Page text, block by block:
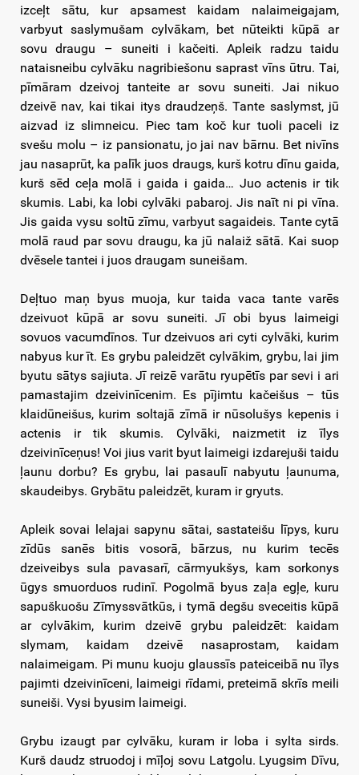
izceļt sātu, kur apsamest kaidam nalaimeigajam,
varbyut saslymušam cylvākam, bet nūteikti kūpā ar
sovu draugu – suneiti i kačeiti. Apleik radzu taidu
nataisneibu cylvāku nagribiešonu saprast vīns ūtru. Tai,
pīmāram dzeivoj tanteite ar sovu suneiti. Jai nikuo
dzeivē nav, kai tikai itys draudzeņš. Tante saslymst, jū
aizvad iz slimneicu. Piec tam koč kur tuoli paceli iz
svešu molu – iz pansionatu, jo jai nav bārnu. Bet nivīns
jau nasaprūt, ka palīk juos draugs, kurš kotru dīnu gaida,
kurš sēd ceļa molā i gaida i gaida… Juo actenis ir tik
skumis. Labi, ka lobi cylvāki pabaroj. Jis naīt ni pi vīna.
Jis gaida vysu soltū zīmu, varbyut sagaideis. Tante cytā
molā raud par sovu draugu, ka jū nalaiž sātā. Kai suop
dvēsele tantei i juos draugam suneišam.
Deļtuo maņ byus muoja, kur taida vaca tante varēs
dzeivuot kūpā ar sovu suneiti. Jī obi byus laimeigi
sovuos vacumdīnos. Tur dzeivuos ari cyti cylvāki, kurim
nabyus kur īt. Es grybu paleidzēt cylvākim, grybu, lai jim
byutu sātys sajiuta. Jī reizē varātu ryupētīs par sevi i ari
pamastajim dzeivinīcenim. Es pījimtu kačeišus – tūs
klaidūneišus, kurim soltajā zīmā ir nūsolušys kepenis i
actenis ir tik skumis. Cylvāki, naizmetit iz īlys
dzeivinīceņus! Voi jius varit byut laimeigi izdarejuši taidu
ļaunu dorbu? Es grybu, lai pasaulī nabyutu ļaunuma,
skaudeibys. Grybātu paleidzēt, kuram ir gryuts.
Apleik sovai lelajai sapynu sātai, sastateišu līpys, kuru
zīdūs sanēs bitis vosorā, bārzus, nu kurim tecēs
dzeiveibys sula pavasarī, cārmyukšys, kam sorkonys
ūgys smuorduos rudinī. Pogolmā byus zaļa egļe, kuru
sapuškuošu Zīmyssvātkūs, i tymā degšu sveceitis kūpā
ar cylvākim, kurim dzeivē grybu paleidzēt: kaidam
slymam, kaidam dzeivē nasaprostam, kaidam
nalaimeigam. Pi munu kuoju glaussīs pateiceibā nu īlys
pajimti dzeivinīceni, laimeigi rīdami, preteimā skrīs meili
suneiši. Vysi byusim laimeigi.
Grybu izaugt par cylvāku, kuram ir loba i sylta sirds.
Kurš daudz struodoj i mīļoj sovu Latgolu. Lyugsim Dīvu,